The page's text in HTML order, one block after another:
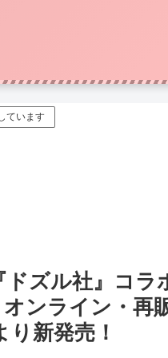
ています
ドズル社』コラ
ンライン・再
り新発売！